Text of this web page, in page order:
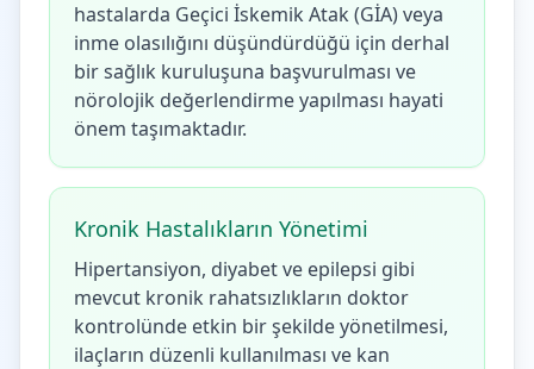
hastalarda Geçici İskemik Atak (GİA) veya
inme olasılığını düşündürdüğü için derhal
bir sağlık kuruluşuna başvurulması ve
nörolojik değerlendirme yapılması hayati
önem taşımaktadır.
Kronik Hastalıkların Yönetimi
Hipertansiyon, diyabet ve epilepsi gibi
mevcut kronik rahatsızlıkların doktor
kontrolünde etkin bir şekilde yönetilmesi,
ilaçların düzenli kullanılması ve kan